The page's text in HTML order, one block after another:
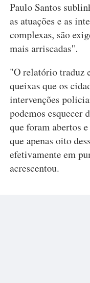
Paulo Santos
as atuações e as
complexas, são
mais arriscadas".
"O relatório traduz
queixas que os
intervenções
podemos esquecer
que foram abertos
que apenas oito
efetivamente em
acrescentou.